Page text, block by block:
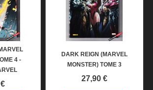
4 -
DARK REIGN (MARVEL
MONSTER) TOME 3
Prix
27,90 €